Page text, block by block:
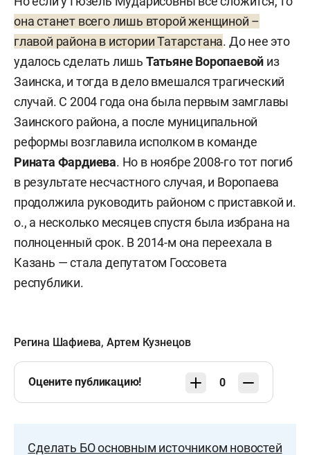
она станет всего лишь второй женщиной –
главой района в истории Татарстана. До нее это
удалось сделать лишь Татьяне Воропаевой из
Заинска, и тогда в дело вмешался трагический
случай. С 2004 года она была первым замглавы
Заинского района, а после муниципальной
реформы возглавила исполком в команде
Рината Фардиева. Но в ноябре 2008-го тот погиб
в результате несчастного случая, и Воропаева
продолжила руководить районом с приставкой и.
о., а несколько месяцев спустя была избрана на
полноценный срок. В 2014-м она переехала в
Казань — стала депутатом Госсовета
республики.
Регина Шафиева, Артем Кузнецов
Оцените публикацию! 0
Сделать БО основным источником новостей